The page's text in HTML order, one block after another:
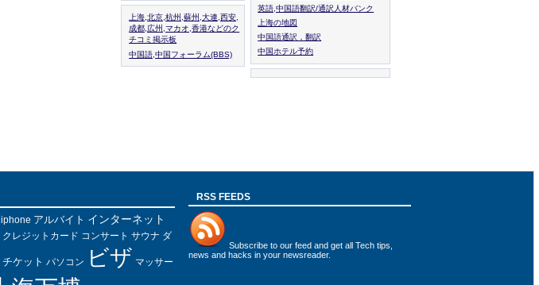
上海,北京,杭州,蘇州,大連,西安,
成都,広州,マカオ,香港などのク
チコミ掲示板
中国語,中国フォーラム(BBS)
英語,中国語翻訳/通訳人材バンク
上海の地図
中国語通訳，翻訳
中国ホテル予約
iphone アルバイト インターネット
クレジットカード コンサート サウナ ダ
チケット パソコン ビザ マッサー
RSS FEEDS
Subscribe to our feed and get all Tech tips,
news and hacks in your newsreader.